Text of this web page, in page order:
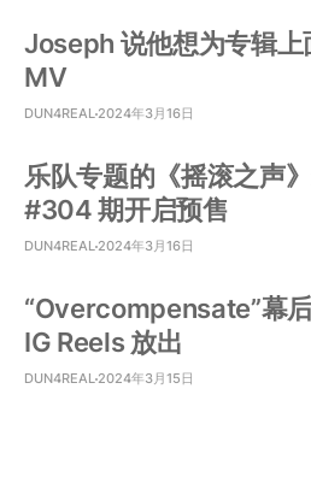
Joseph 说他想为专辑
MV
DUN4REAL 2024年3月16日
乐队专题的《摇滚之声
#304 期开启预售
DUN4REAL 2024年3月16日
“Overcompensate”幕
IG Reels 放出
DUN4REAL 2024年3月15日